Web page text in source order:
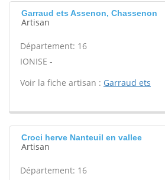
Garraud ets Assenon, Chassenon
Artisan
Département: 16
IONISE -
Voir la fiche artisan : Garraud ets
Croci herve Nanteuil en vallee
Artisan
Département: 16